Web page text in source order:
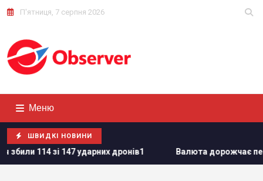
П'ятниця, 7 серпня 2026
Меню
ШВИДКІ НОВИНИ
дронів1 Валюта дорожчає перед вихідними: курс